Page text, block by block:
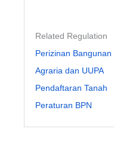
Related Regulation
Perizinan Bangunan
Agraria dan UUPA
Pendaftaran Tanah
Peraturan BPN